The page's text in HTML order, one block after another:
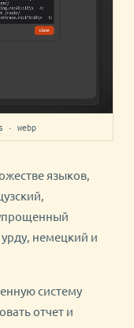
webp
языков,
немецкий и
систему
отчет и